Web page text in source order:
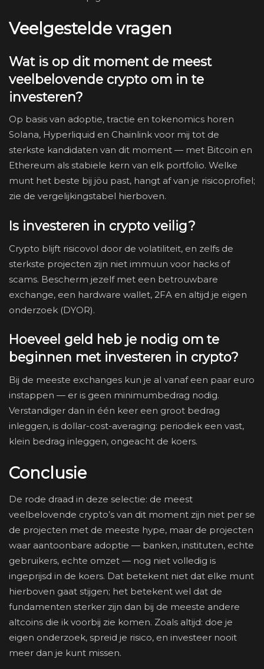
Veelgestelde vragen
Wat is op dit moment de meest
veelbelovende crypto om in te
investeren?
Op basis van adoptie, tractie en tokenomics horen
Solana, Hyperliquid en Chainlink voor mij tot de
sterkste kandidaten van dit moment — met Bitcoin en
Ethereum als stabiele kern van elk portfolio. Welke
munt het beste bij jöu past, hangt af van je risicoprofiel;
zie de vergelijkingstabel hierboven.
Is investeren in crypto veilig?
Crypto blijft risicovol door de volatiliteit, en zelfs de
sterkste projecten zijn niet immuun voor hacks of
scams. Bescherm jezelf met een betrouwbare
exchange, een hardware wallet, 2FA en altijd je eigen
onderzoek (DYOR).
Hoeveel geld heb je nodig om te
beginnen met investeren in crypto?
Bij de meeste exchanges kun je al vanaf een paar euro
instappen — er is geen minimumbedrag nodig.
Verstandiger dan in één keer een groot bedrag
inleggen, is dollar-cost-averaging: periodiek een vast,
klein bedrag inleggen, ongeacht de koers.
Conclusie
De rode draad in deze selectie: de meest
veelbelovende crypto’s van dit moment zijn niet per se
de projecten met de meeste hype, maar de projecten
waar aantoonbare adoptie — banken, instituten, echte
gebruikers, echte omzet — nog niet volledig is
ingeprijsd in de koers. Dat betekent niet dat elke munt
hierboven gaat stijgen; het betekent wel dat de
fundamenten sterker zijn dan bij de meeste andere
altcoins die ik voorbij zie komen. Zoals altijd: doe je
eigen onderzoek, spreid je risico, en investeer nooit
meer dan je kunt missen.